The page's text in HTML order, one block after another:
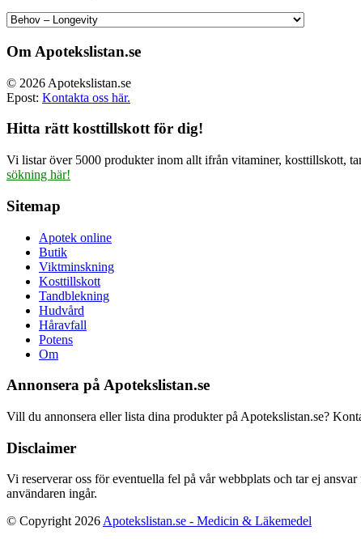
Om Apotekslistan.se
© 2026 Apotekslistan.se
Epost: Kontakta oss här.
Hitta rätt kosttillskott för dig!
Vi listar över 5000 produkter inom allt ifrån vitaminer, kosttillskott,
sökning här!
Sitemap
Apotek online
Butik
Viktminskning
Kosttillskott
Tandblekning
Hudvård
Håravfall
Potens
Om
Annonsera på Apotekslistan.se
Vill du annonsera eller lista dina produkter på Apotekslistan.se?
Disclaimer
Vi reserverar oss för eventuella fel på vår webbplats och tar ej
användaren ingår.
© Copyright 2026 Apotekslistan.se - Medicin & Läkemedel